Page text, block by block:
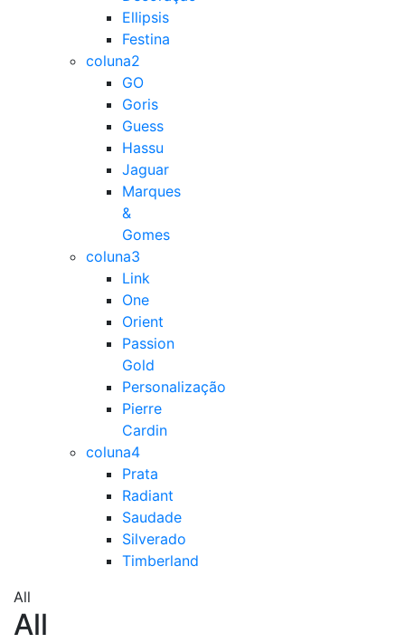
Ellipsis
Festina
coluna2
GO
Goris
Guess
Hassu
Jaguar
Marques
&
Gomes
coluna3
Link
One
Orient
Passion
Gold
Personalização
Pierre
Cardin
coluna4
Prata
Radiant
Saudade
Silverado
Timberland
All
All